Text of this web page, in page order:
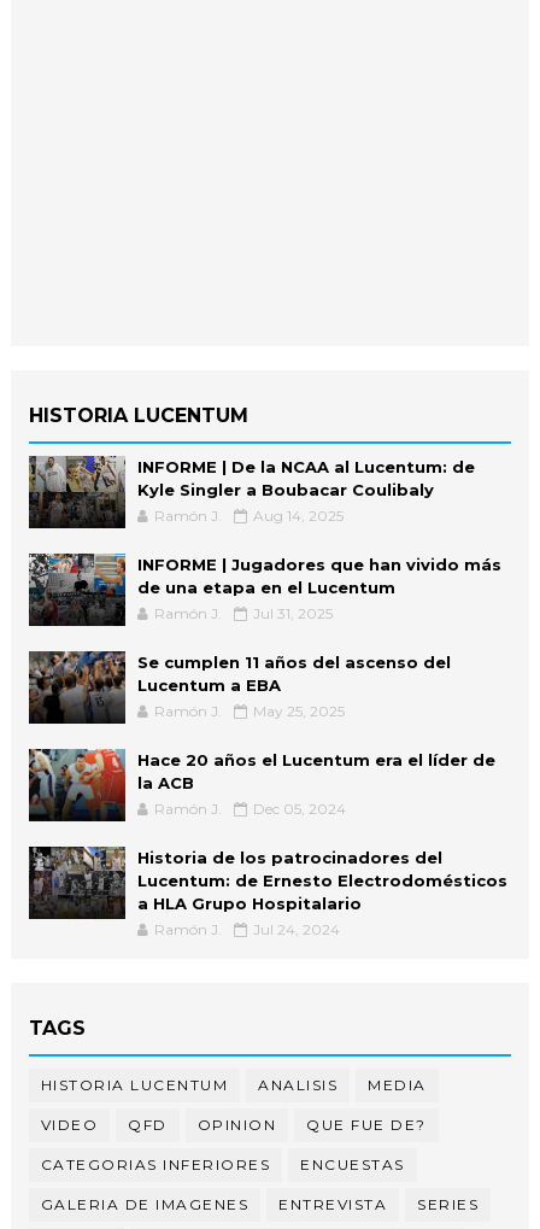
HISTORIA LUCENTUM
INFORME | De la NCAA al Lucentum: de
Kyle Singler a Boubacar Coulibaly
Ramón J. Aug 14, 2025
INFORME | Jugadores que han vivido más
de una etapa en el Lucentum
Ramón J. Jul 31, 2025
Se cumplen 11 años del ascenso del
Lucentum a EBA
Ramón J. May 25, 2025
Hace 20 años el Lucentum era el líder de
la ACB
Ramón J. Dec 05, 2024
Historia de los patrocinadores del
Lucentum: de Ernesto Electrodomésticos
a HLA Grupo Hospitalario
Ramón J. Jul 24, 2024
TAGS
HISTORIA LUCENTUM ANALISIS MEDIA
VIDEO QFD OPINION QUE FUE DE?
CATEGORIAS INFERIORES ENCUESTAS
GALERIA DE IMAGENES ENTREVISTA SERIES